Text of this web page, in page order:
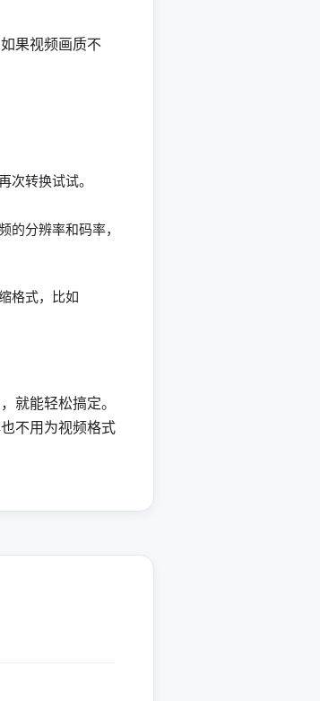
果视频画质不
次转换试试。
分辨率和码率，
格式，比如
就能轻松搞定。
不用为视频格式